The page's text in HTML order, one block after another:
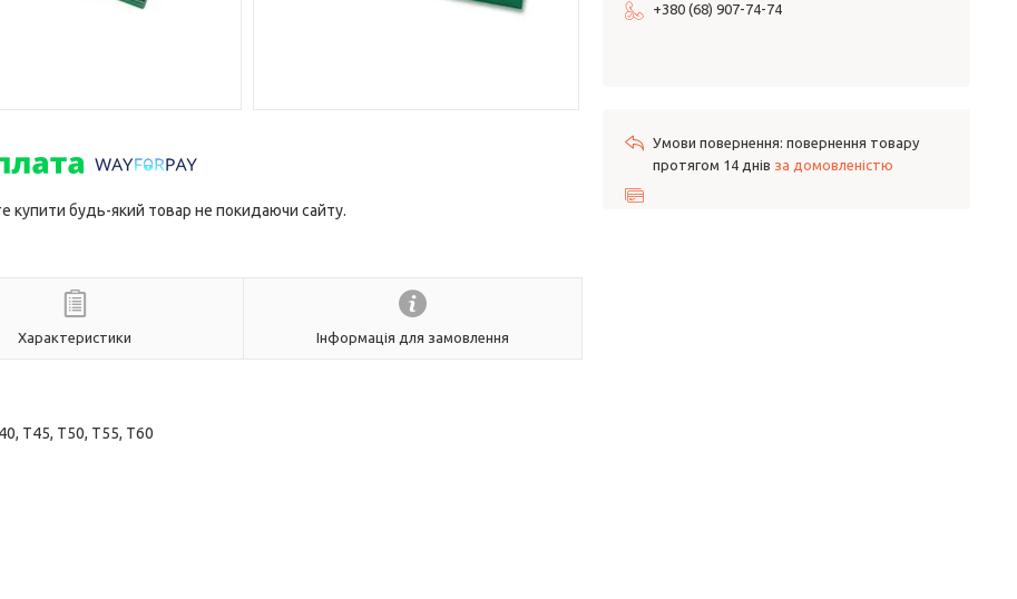
купити будь-який товар не покидаючи сайту.
Характеристики Інформація для замовлення
T45, T50, T55, T60
+380 (68) 907-74-74
повернення товару
протягом 14 днів за домовленістю